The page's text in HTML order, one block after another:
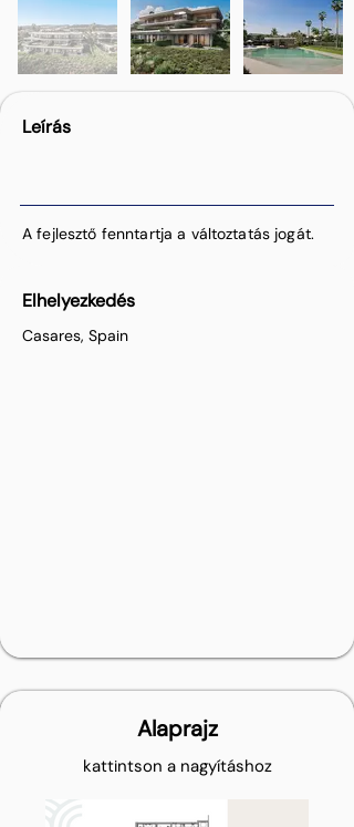
Leírás
A fejlesztő fenntartja a változtatás jogát.
Elhelyezkedés
Casares, Spain
Alaprajz
kattintson a nagyításhoz